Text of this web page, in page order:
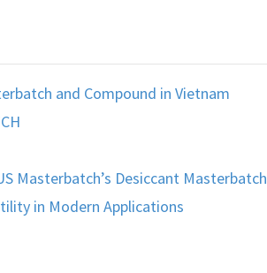
and Compound in Vietnam
Masterbatch’s Desiccant Masterbatch
in Modern Applications